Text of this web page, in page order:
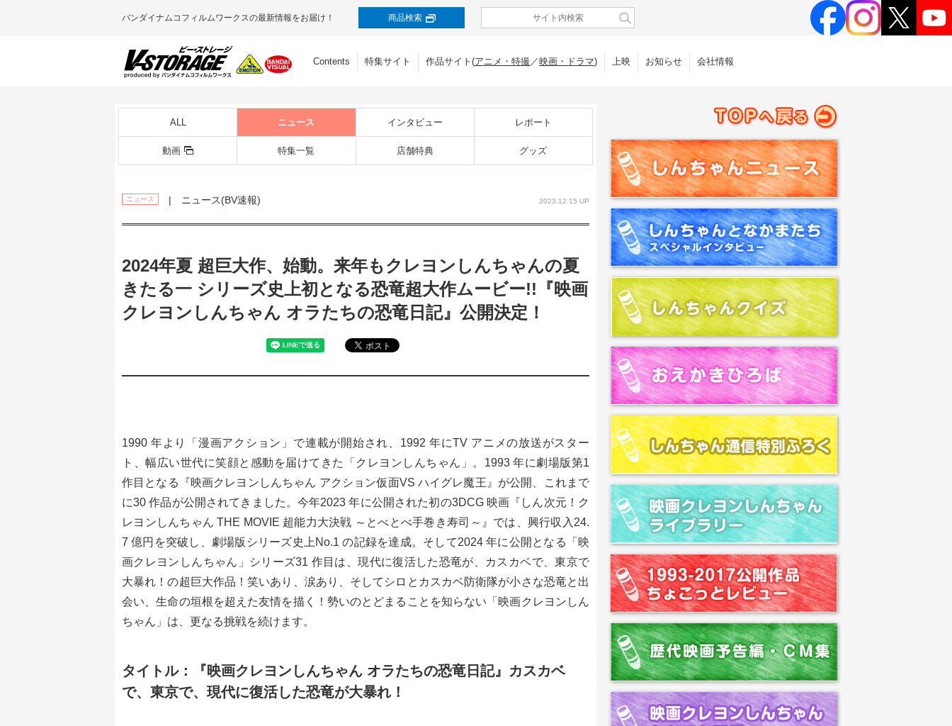
バンダイナムコフィルムワークスの最新情報をお届け！ 商品検索
Contents 特集サイト 作品サイト(アニメ・特撮／映画・ドラマ) 上映 お知らせ 会社情報
ALL ニュース インタビュー レポート
動画 特集一覧 店舗特典 グッズ
ニュース | ニュース(BV速報) 2023.12.15 UP
2024年夏 超巨大作、始動。来年もクレヨンしんちゃんの夏
きたる一 シリーズ史上初となる恐竜超大作ムービー!!『映画
クレヨンしんちゃん オラたちの恐竜日記』公開決定！
1990 年より「漫画アクション」で連載が開始され、1992 年にTV アニメの放送がスター
ト、幅広い世代に笑顔と感動を届けてきた「クレヨンしんちゃん」。1993 年に劇場版第1
作目となる『映画クレヨンしんちゃん アクション仮面VS ハイグレ魔王』が公開、これまで
に30 作品が公開されてきました。今年2023 年に公開された初の3DCG 映画『しん次元！ク
レヨンしんちゃん THE MOVIE 超能力大決戦 ～とべとべ手巻き寿司～』では、興行収入24.
7 億円を突破し、劇場版シリーズ史上No.1 の記録を達成。そして2024 年に公開となる「映
画クレヨンしんちゃん」シリーズ31 作目は、現代に復活した恐竜が、カスカベで、東京で
大暴れ！の超巨大作品！笑いあり、涙あり、そしてシロとカスカベ防衛隊が小さな恐竜と出
会い、生命の垣根を超えた友情を描く！勢いのとどまることを知らない「映画クレヨンしん
ちゃん」は、更なる挑戦を続けます。
タイトル：『映画クレヨンしんちゃん オラたちの恐竜日記』カスカベ
で、東京で、現代に復活した恐竜が大暴れ！